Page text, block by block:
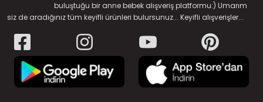
buluştuğu bir anne bebek alışveriş platformu:) Umarım
siz de aradığınız tüm keyifli ürünleri bulursunuz... Keyifli alışverişler...